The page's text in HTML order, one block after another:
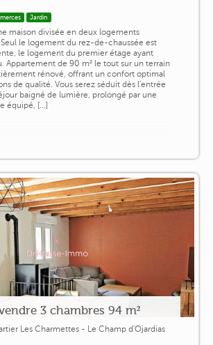
Jardin
maison divisée en deux logements
le logement du rez-de-chaussée est
le logement du premier étage ayant
Appartement de 90 m² le tout sur un terrain
rénové, offrant un confort optimal
de qualité. Vous serez séduit dès l'entrée
baigné de lumière, prolongé par une
équipé, [...]
3 chambres 94 m²
Les Charmettes - Le Champ d'Ojardias